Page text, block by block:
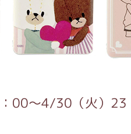
00～4/30（火）23